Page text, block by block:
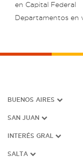
en Capital Federal
Departamentos en
BUENOS AIRES
SAN JUAN
INTERÉS GRAL
SALTA